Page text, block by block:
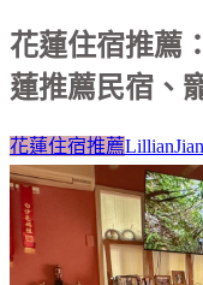
花蓮住宿推薦
蓮推薦民宿、
花蓮住宿推薦LillianJian